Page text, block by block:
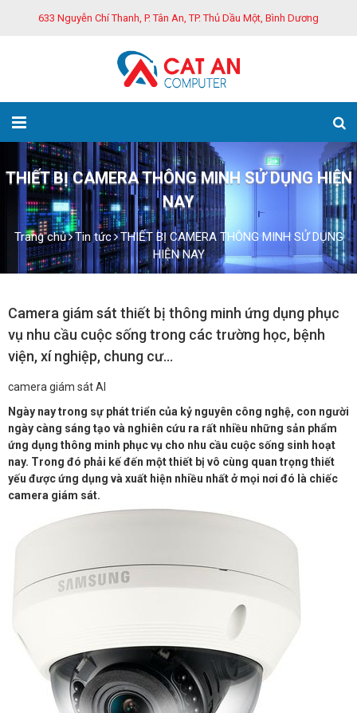
633 Nguyễn Chí Thanh, P. Tân An, TP. Thủ Dầu Một, Bình Dương
THIẾT BỊ CAMERA THÔNG MINH SỬ DỤNG HIỆN
NAY
Trang chủ Tin tức
THIẾT BỊ CAMERA THÔNG MINH SỬ DỤNG
HIỆN NAY
Camera giám sát thiết bị thông minh ứng dụng phục
vụ nhu cầu cuộc sống trong các trường học, bệnh
viện, xí nghiệp, chung cư…
camera giám sát AI
Ngày nay trong sự phát triển của kỷ nguyên công nghệ, con người
ngày càng sáng tạo và nghiên cứu ra rất nhiều những sản phẩm
ứng dụng thông minh phục vụ cho nhu cầu cuộc sống sinh hoạt
nay. Trong đó phải kế đến một thiết bị vô cùng quan trọng thiết
yếu được ứng dụng và xuất hiện nhiều nhất ở mọi nơi đó là chiếc
camera giám sát.